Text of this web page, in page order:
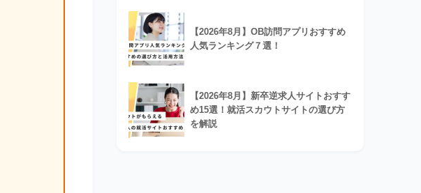
【2026年8月】OB訪問アプリおすすめ
人気ランキング７選！
【2026年8月】新卒逆求人サイトおすす
め15選！就活スカウトサイトの選び方
を解説